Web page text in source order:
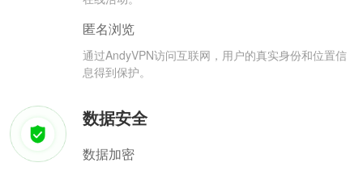
匿名浏览
通过AndyVPN访问互联网，用户的真实身份和位置信
息得到保护。
数据安全
数据加密